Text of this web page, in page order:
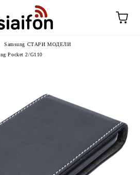
Samsung СТАРИ МОДЕЛИ
Pocket 2/G110